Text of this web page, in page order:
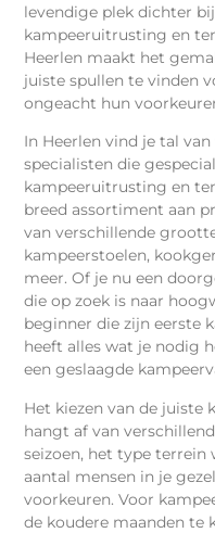
levendige plek dichter
kampeeruitrusting en
Heerlen maakt het
juiste spullen te vinden
ongeacht hun
In Heerlen vind je tal
specialisten die
kampeeruitrusting en
breed assortiment aan
van verschillende
kampeerstoelen,
meer. Of je nu een
die op zoek is naar
beginner die zijn eerste
heeft alles wat je nodig
een geslaagde
Het kiezen van de
hangt af van
seizoen, het type terrein
aantal mensen in je
voorkeuren. Voor
de koudere maanden te